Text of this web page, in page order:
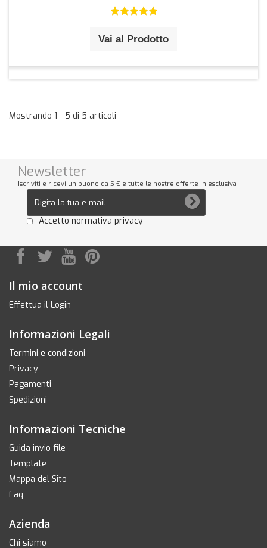
Vai al Prodotto
Mostrando 1 - 5 di 5 articoli
Newsletter
Iscriviti e ricevi un buono da 5 € e tutte le nostre offerte in esclusiva
Accetto normativa privacy
Il mio account
Effettua il Login
Informazioni Legali
Termini e condizioni
Privacy
Pagamenti
Spedizioni
Informazioni Tecniche
Guida invio file
Template
Mappa del Sito
Faq
Azienda
Chi siamo